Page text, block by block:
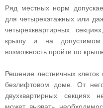
Ряд местных норм
для четырехэтажных или
четырехквартирных
крышу и на допустимом
возможность пройти по
Решение лестничных
безлифтовом доме. От
двухквартирных секциях